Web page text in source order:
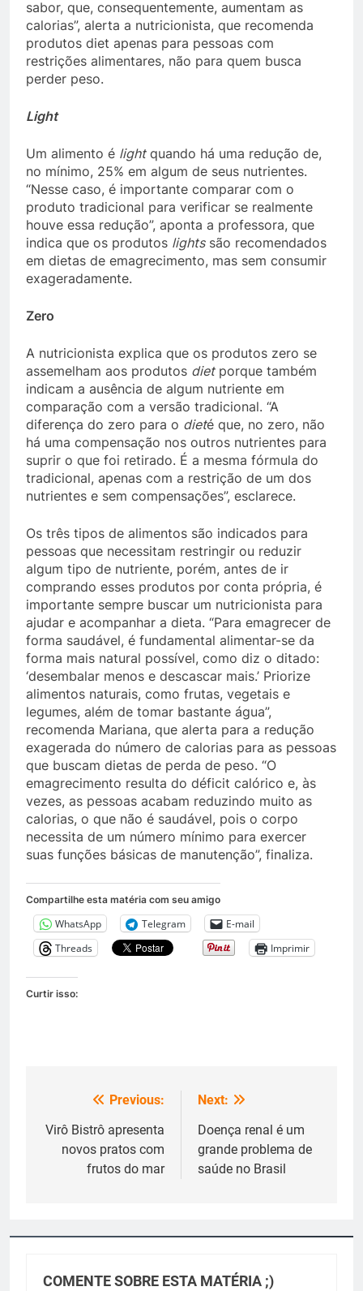
sabor, que, consequentemente, aumentam as
calorias”, alerta a nutricionista, que recomenda
produtos diet apenas para pessoas com
restrições alimentares, não para quem busca
perder peso.
Light
Um alimento é lightquando há uma redução de,
no mínimo, 25% em algum de seus nutrientes.
“Nesse caso, é importante comparar com o
produto tradicional para verificar se realmente
houve essa redução”, aponta a professora, que
indica que os produtos lightssão recomendados
em dietas de emagrecimento, mas sem consumir
exageradamente.
Zero
A nutricionista explica que os produtos zero se
assemelham aos produtos dietporque também
indicam a ausência de algum nutriente em
comparação com a versão tradicional. “A
diferença do zero para o dieté que, no zero, não
há uma compensação nos outros nutrientes para
suprir o que foi retirado. É a mesma fórmula do
tradicional, apenas com a restrição de um dos
nutrientes e sem compensações”, esclarece.
Os três tipos de alimentos são indicados para
pessoas que necessitam restringir ou reduzir
algum tipo de nutriente, porém, antes de ir
comprando esses produtos por conta própria, é
importante sempre buscar um nutricionista para
ajudar e acompanhar a dieta. “Para emagrecer de
forma saudável, é fundamental alimentar-se da
forma mais natural possível, como diz o ditado:
‘desembalar menos e descascar mais.’ Priorize
alimentos naturais, como frutas, vegetais e
legumes, além de tomar bastante água”,
recomenda Mariana, que alerta para a redução
exagerada do número de calorias para as pessoas
que buscam dietas de perda de peso. “O
emagrecimento resulta do déficit calórico e, às
vezes, as pessoas acabam reduzindo muito as
calorias, o que não é saudável, pois o corpo
necessita de um número mínimo para exercer
suas funções básicas de manutenção”, finaliza.
Compartilhe esta matéria com seu amigo
WhatsApp Telegram
E-mail
Threads
Imprimir
Curtir isso:
Navegação
de
Previous:
Virô Bistrô apresenta
novos pratos com
frutos do mar
Next:
Doença renal é um
grande problema de
saúde no Brasil
COMENTE SOBRE ESTA MATÉRIA ;)